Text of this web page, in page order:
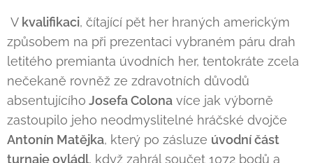
V kvalifikaci, čítající pět her hraných americkým
způsobem na při prezentaci vybraném páru drah
letitého premianta úvodních her, tentokráte zcela
nečekaně rovněž ze zdravotních důvodů
absentujícího Josefa Colona více jak výborně
zastoupilo jeho neodmyslitelné hráčské dvojče
Antonín Matějka, který po zásluze úvodní část
turnaje ovládl, když zahrál součet 1072 bodů a